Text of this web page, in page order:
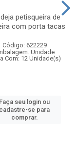
petisqueira de
com porta tacas
Código: 622229
Unidade
Com: 12 Unidade(s)
Faça seu login ou
cadastre-se para
comprar.